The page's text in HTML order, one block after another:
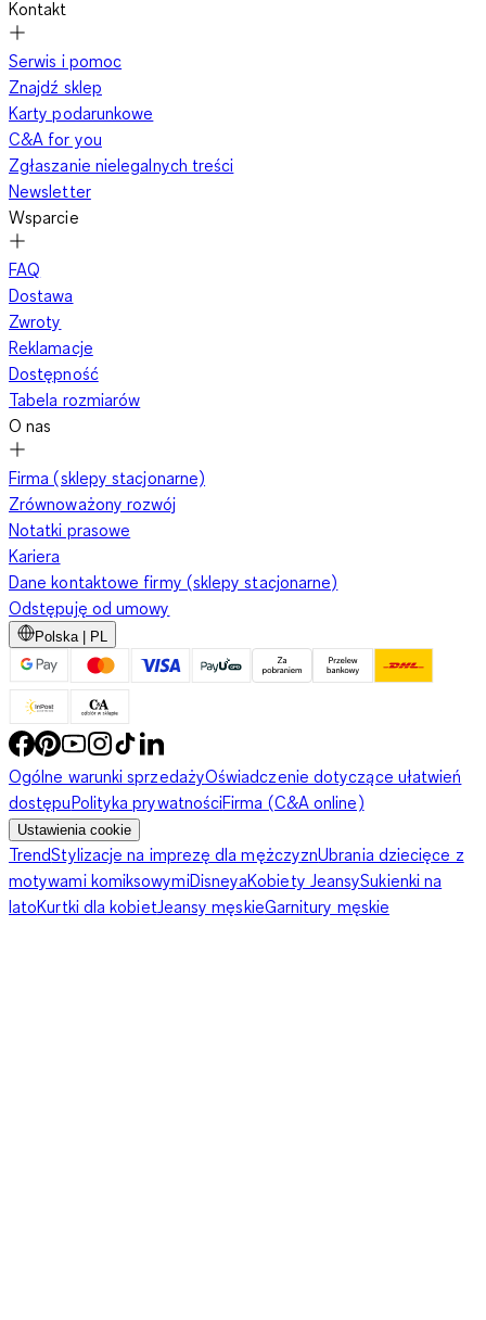
Kontakt
Serwis i pomoc
Znajdź sklep
Karty podarunkowe
C&A for you
Zgłaszanie nielegalnych treści
Newsletter
Wsparcie
FAQ
Dostawa
Zwroty
Reklamacje
Dostępność
Tabela rozmiarów
O nas
Firma (sklepy stacjonarne)
Zrównoważony rozwój
Notatki prasowe
Kariera
Dane kontaktowe firmy (sklepy stacjonarne)
Odstępuję od umowy
Polska | PL
Ogólne warunki sprzedażyOświadczenie dotyczące ułatwień
dostępuPolityka prywatnościFirma (C&A online)
Ustawienia cookie
TrendStylizacje na imprezę dla mężczyznUbrania dziecięce z
motywami komiksowymiDisneyaKobiety JeansySukienki na
latoKurtki dla kobiet Jeansy męskieGarnitury męskie